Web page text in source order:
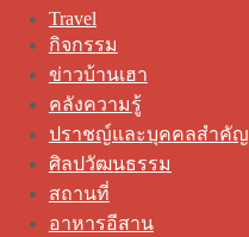
Travel
กิจกรรม
ข่าวบ้านเฮา
คลังความรู้
ปราชญ์และบุคคลสำคัญ
ศิลปวัฒนธรรม
สถานที่
อาหารอีสาน